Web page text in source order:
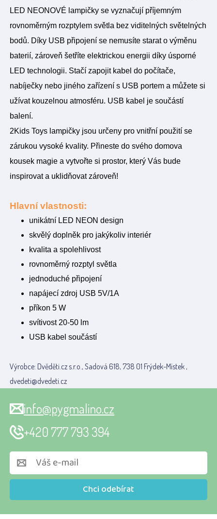
LED NEONOVÉ lampičky se vyznačují příjemným
rovnoměrným rozptylem světla bez viditelných světelných
bodů. Díky USB připojení se nemusíte starat o výměnu
baterií, zároveň šetříte elektrickou energii díky úsporné
LED technologii. Stačí zapojit kabel do počítače,
nabíječky nebo jiného zařízení s USB portem a můžete si
užívat kouzelnou atmosféru. USB kabel je součástí
balení.
2Kids Toys lampičky jsou určeny pro vnitřní použití se
zárukou vysoké kvality. Přineste do svého domova
kousek magie a vytvořte si prostor, který Vás bude
inspirovat a uklidňovat zároveň!
Hlavní vlastnosti:
unikátní LED NEON design
skvělý doplněk pro jakýkoliv interiér
kvalita a spolehlivost
rovnoměrný rozptyl světla
jednoduché připojení
napájecí zdroj USB 5V/1A
příkon 5 W
svítivost 20-50 lm
USB kabel součástí
Výrobce: Dvěděti.cz s.r.o., Sadová 618, 738 01 Frýdek-Místek ,
dvedeti@dvedeti.cz
Chci odebírat
info@pygmalino.cz
+420 777 793 394